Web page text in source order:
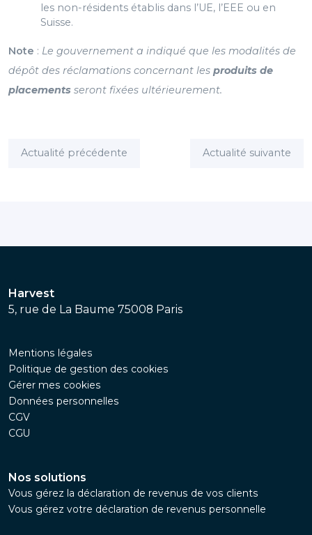
les non-résidents établis dans l’UE, l’EEE ou en
Suisse.
Note : Le gouvernement a indiqué que les modalités de
dépôt des réclamations concernant les produits de
placements seront fixées ultérieurement.
Actualité précédente Actualité suivante
Harvest
5, rue de La Baume 75008 Paris
Mentions légales
Politique de gestion des cookies
Gérer mes cookies
Données personnelles
CGV
CGU
Nos solutions
Vous gérez la déclaration de revenus de vos clients
Vous gérez votre déclaration de revenus personnelle